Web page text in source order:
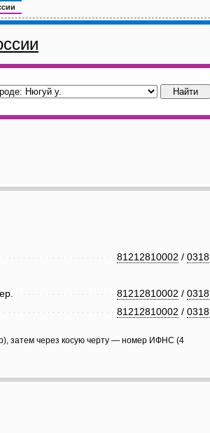
81212810002 / 0318
81212810002 / 0318
81212810002 / 0318
затем через косую черту — номер ИФНС (4